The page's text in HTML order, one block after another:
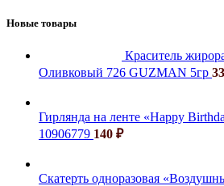
Новые товары
Краситель
Оливковый 726 GUZMAN 5гр
Гирлянда на ленте «Happy
10906779 140 ₽
Скатерть одноразовая